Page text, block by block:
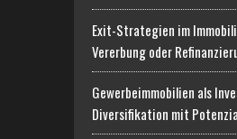
Exit-Strategien im
Vererbung oder
Gewerbeimmobilien als
Diversifikation mit